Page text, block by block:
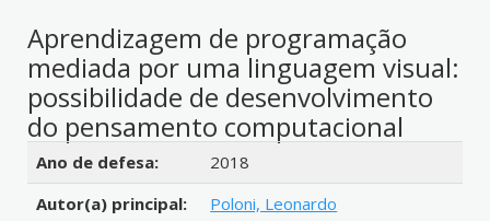
Aprendizagem de programação
mediada por uma linguagem visual:
possibilidade de desenvolvimento
do pensamento computacional
Detalhes bibliográficos
Ano de defesa:
2018
Autor(a) principal:
Poloni, Leonardo